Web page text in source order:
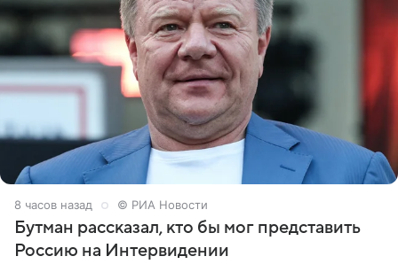
8 часов назад © РИА Новости
Бутман рассказал, кто бы мог представить
Россию на Интервидении